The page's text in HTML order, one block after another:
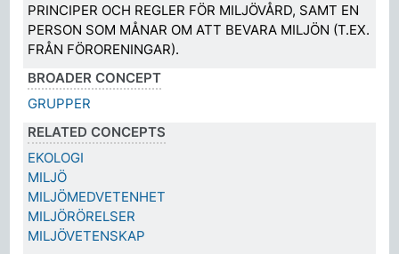
PRINCIPER OCH REGLER FÖR MILJÖVÅRD, SAMT EN
PERSON SOM MÅNAR OM ATT BEVARA MILJÖN (T.EX.
FRÅN FÖRORENINGAR).
BROADER CONCEPT
GRUPPER
RELATED CONCEPTS
EKOLOGI
MILJÖ
MILJÖMEDVETENHET
MILJÖRÖRELSER
MILJÖVETENSKAP